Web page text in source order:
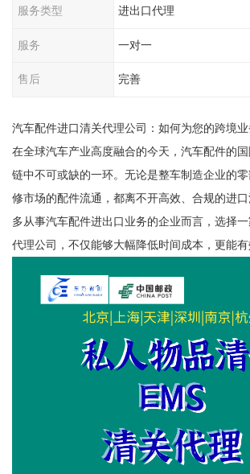
服务类型 进出口代理
服务 一对一
售后 完善
汽车配件进口清关代理公司：如何为您的跨境业
在全球汽车产业高度融合的今天，汽车配件的
链中不可或缺的一环。无论是整车制造企业的
修市场的配件流通，都离不开高效、合规的进
多从事汽车配件进出口业务的企业而言，选择
代理公司，不仅能够大幅降低时间成本，更能有